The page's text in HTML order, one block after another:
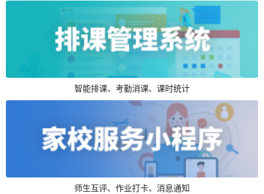
智能排课、考勤消课、课时统计
师生互评、作业打卡、消息通知